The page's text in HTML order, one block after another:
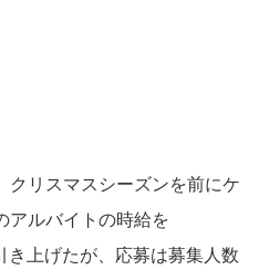
クリスマスシーズンを前にケ
アルバイトの時給を
き上げたが、応募は募集人数